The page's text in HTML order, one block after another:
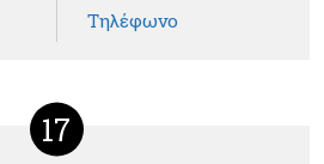
Τηλέφωνο
17